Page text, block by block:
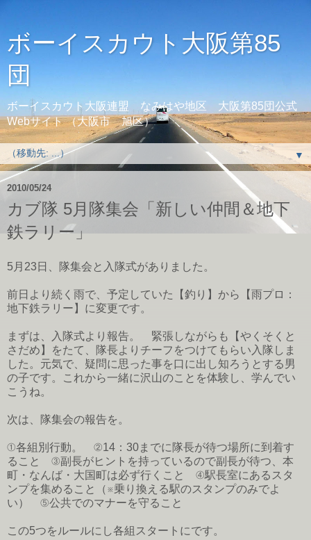
ボーイスカウト大阪第85
団
ボーイスカウト大阪連盟 なみはや地区 大阪第85団公式
Webサイト （大阪市 旭区）
▼
2010/05/24
カブ隊 5月隊集会「新しい仲間＆地下
鉄ラリー」
5月23日、隊集会と入隊式がありました。
前日より続く雨で、予定していた【釣り】から【雨プロ：
地下鉄ラリー】に変更です。
まずは、入隊式より報告。 緊張しながらも【やくそくと
さだめ】をたて、隊長よりチーフをつけてもらい入隊しま
した。元気で、疑問に思った事を口に出し知ろうとする男
の子です。これから一緒に沢山のことを体験し、学んでい
こうね。
次は、隊集会の報告を。
①各組別行動。 ②14：30までに隊長が待つ場所に到着す
ること ③副長がヒントを持っているので副長が待つ、本
町・なんば・大国町は必ず行くこと ④駅長室にあるスタ
ンプを集めること（※乗り換える駅のスタンプのみでよ
い） ⑤公共でのマナーを守ること
この5つをルールにし各組スタートにです。